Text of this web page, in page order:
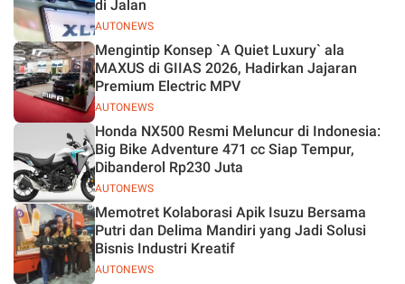
AUTONEWS
di Jalan
AUTONEWS
Mengintip Konsep `A Quiet Luxury` ala
MAXUS di GIIAS 2026, Hadirkan Jajaran
Premium Electric MPV
AUTONEWS
Honda NX500 Resmi Meluncur di Indonesia:
Big Bike Adventure 471 cc Siap Tempur,
Dibanderol Rp230 Juta
AUTONEWS
Memotret Kolaborasi Apik Isuzu Bersama
Putri dan Delima Mandiri yang Jadi Solusi
Bisnis Industri Kreatif